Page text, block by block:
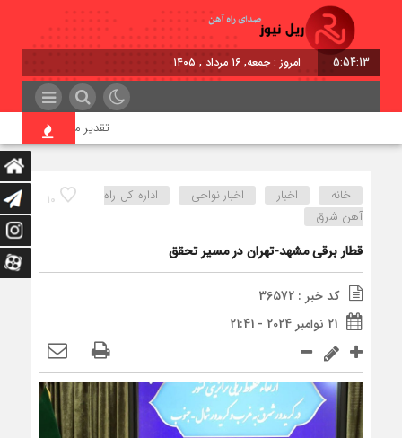
5:54:13 امروز : جمعه, ۱۶ مرداد , ۱۴۰۵
تقدیر معاون اول
10 خانه اخبار اخبار نواحی
اداره كل راه
آهن شرق
قطار برقی مشهد-تهران در مسیر تحقق
کد خبر : 36572
21 نوامبر 2024 - 21:41